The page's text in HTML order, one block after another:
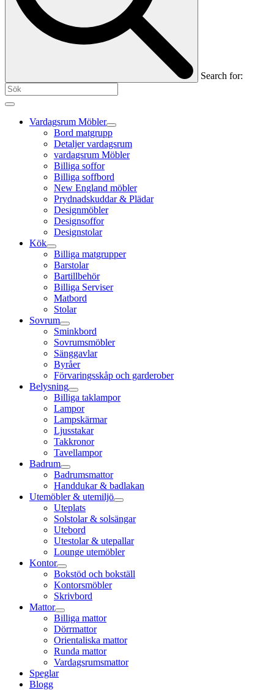
Search for:
Vardagsrum Möbler
Bord matgrupp
Detaljer vardagsrum
vardagsrum Möbler
Billiga soffor
Billiga soffbord
New England möbler
Prydnadskuddar & Plädar
Designmöbler
Designsoffor
Designstolar
Kök
Billiga matgrupper
Barstolar
Bartillbehör
Billiga Serviser
Matbord
Stolar
Sovrum
Sminkbord
Sovrumsmöbler
Sänggavlar
Byråer
Förvaringsskåp och garderober
Belysning
Billiga taklampor
Lampor
Lampskärmar
Ljusstakar
Takkronor
Tavellampor
Badrum
Badrumsmattor
Handdukar & badlakan
Utemöbler & utemiljö
Uteplats
Solstolar & solsängar
Utebord
Utestolar & utepallar
Lounge utemöbler
Kontor
Bokstöd och bokställ
Kontorsmöbler
Skrivbord
Mattor
Billiga mattor
Dörrmattor
Orientaliska mattor
Runda mattor
Vardagsrumsmattor
Speglar
Blogg